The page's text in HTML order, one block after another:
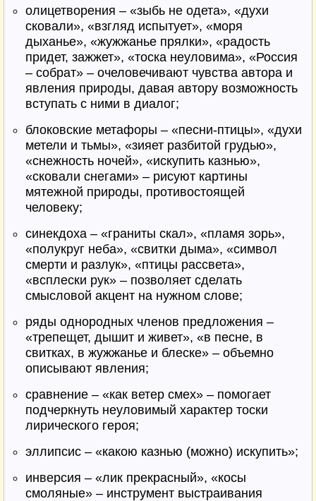
олицетворения – «зыбь не одета», «духи
сковали», «взгляд испытует», «моря
дыханье», «жужжанье прялки», «радость
придет, зажжет», «тоска неуловима», «Россия
– собрат» – очеловечивают чувства автора и
явления природы, давая автору возможность
вступать с ними в диалог;
блоковские метафоры – «песни-птицы», «духи
метели и тьмы», «зияет разбитой грудью»,
«снежность ночей», «искупить казнью»,
«сковали снегами» – рисуют картины
мятежной природы, противостоящей
человеку;
синекдоха – «граниты скал», «пламя зорь»,
«полукруг неба», «свитки дыма», «символ
смерти и разлук», «птицы рассвета»,
«всплески рук» – позволяет сделать
смысловой акцент на нужном слове;
ряды однородных членов предложения –
«трепещет, дышит и живет», «в песне, в
свитках, в жужжанье и блеске» – объемно
описывают явления;
сравнение – «как ветер смех» – помогает
подчеркнуть неуловимый характер тоски
лирического героя;
эллипсис – «какою казнью (можно) искупить»;
инверсия – «лик прекрасный», «косы
смоляные» – инструмент выстраивания